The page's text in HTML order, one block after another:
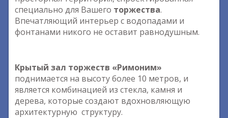
специально для Вашего торжества.
Впечатляющий интерьер с водопадами и
фонтанами никого не оставит равнодушным.
Крытый зал торжеств «Римоним»
поднимается на высоту более 10 метров, и
является комбинацией из стекла, камня и
дерева, которые создают вдохновляющую
архитектурную структуру.